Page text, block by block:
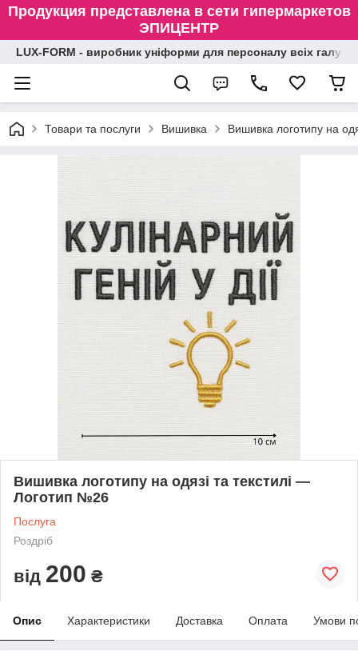
Продукция представлена в сети гипермаркетов
ЭПИЦЕНТР
LUX-FORM - виробник уніформи для персоналу всіх
Товари та послуги Вишивка Вишивка логотипу на
Вишивка логотипу на одязі та текстилі —
Логотип №26
Послуга
Роздріб
від 200 ₴
Опис Характеристики Доставка Оплата Умови